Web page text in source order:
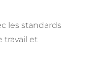
les standards
travail et